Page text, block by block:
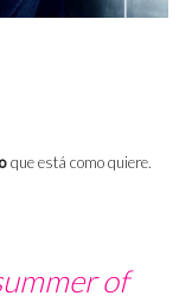
que está como quiere.
of